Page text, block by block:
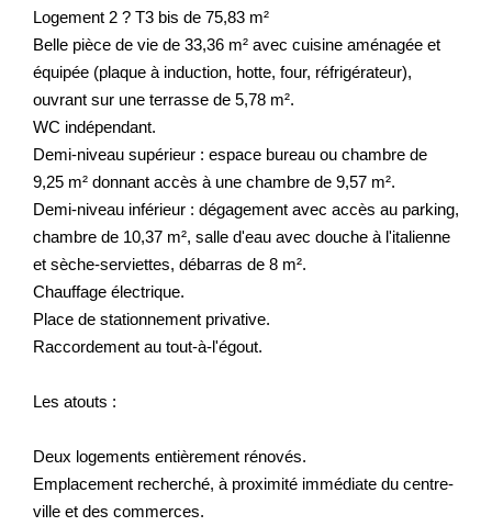
Logement 2 ? T3 bis de 75,83 m²
Belle pièce de vie de 33,36 m² avec cuisine aménagée et
équipée (plaque à induction, hotte, four, réfrigérateur),
ouvrant sur une terrasse de 5,78 m².
WC indépendant.
Demi-niveau supérieur : espace bureau ou chambre de
9,25 m² donnant accès à une chambre de 9,57 m².
Demi-niveau inférieur : dégagement avec accès au parking,
chambre de 10,37 m², salle d'eau avec douche à l'italienne
et sèche-serviettes, débarras de 8 m².
Chauffage électrique.
Place de stationnement privative.
Raccordement au tout-à-l'égout.
Les atouts :
Deux logements entièrement rénovés.
Emplacement recherché, à proximité immédiate du centre-
ville et des commerces.